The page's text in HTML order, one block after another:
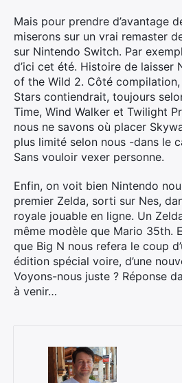
Mais pour prendre d’avantage
miserons sur un vrai remaster
sur Nintendo Switch. Par
d’ici cet été. Histoire de laisser
of the Wild 2. Côté
Stars contiendrait, toujours
Time, Wind Walker et Twilight
nous ne savons où placer
plus limité selon nous -dans le
Sans vouloir vexer personne.
Enfin, on voit bien Nintendo
premier Zelda, sorti sur Nes,
royale jouable en ligne. Un
même modèle que Mario 35th.
que Big N nous refera le coup
édition spécial voire, d’une
Voyons-nous juste ? Réponse
à venir…
Rechercher
: